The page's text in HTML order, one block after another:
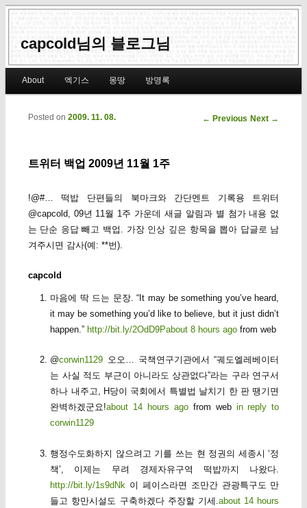
capcold님의 블로그님
Skip to primary content
Skip to secondary content
About 엑기스 몽땅 방명록
Post navigation
← Previous Next →
트위터 백업 2009년 11월 1주
Posted on 2009. 11. 08.
!@#… 떡밥 단편들의 북마크와 간단멘트 기록용 트위터
@capcold, 09년 11월 1주 가운데 새글 알림과 별 첨가 내용 없
는 단순 응답 빼고 백업. 가장 인상 깊은 항목을 뽑아 답글로 남
겨주시면 감사(예: **번).
capcold
마음에 딱 드는 문장. “It may be something you’ve heard,
it may be something you’d like to believe, but it just didn’t
happen.” http://bit.ly/2OdD9Pabout 8 hours ago from web
@corwin1129 오오… 국책연구기관에서 “궤도엘레베이터
는 사실 적도 부근이 아니라도 상관없다”라는 구라 연구서
하나 내주고, H당이 국회에서 특별법 날치기 한 판 땡기면
완벽하겠군요!about 14 hours ago from web in reply to
corwin1129
행정수도화하지 않으려고 기를 쓰는 현 정권의 세종시 ‘정
책’, 이제는 무려 경제자유구역 떡밥까지 나왔다.
http://bit.ly/1s9dNk 이 페이스라면 조만간 관광특구도 만
들고 항만시설도 구축하겠다 주장할 기세. about 14 hours